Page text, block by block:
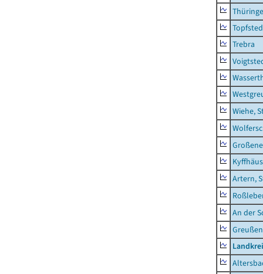
Trebra
Wiehe,
Artern,
An der